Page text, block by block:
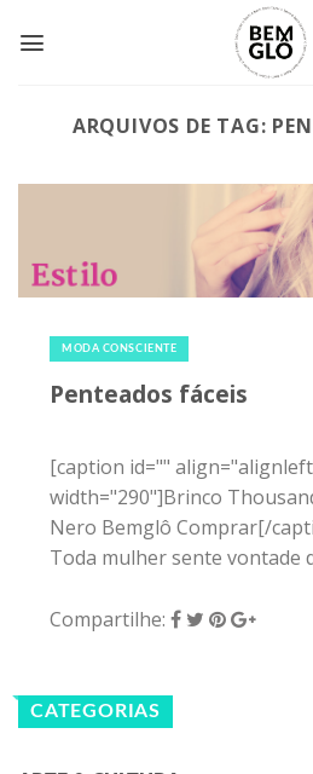
ARQUIVOS DE TAG:
MODA CONSCIENTE
Penteados fáceis
[caption id=""
width="290"]Brinco
Nero Bemglô Comprar[/
Toda mulher sente vontade
Compartilhe:
CATEGORIAS